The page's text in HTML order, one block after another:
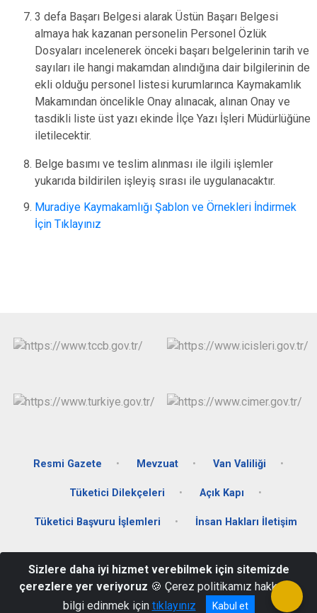
3 defa Başarı Belgesi alarak Üstün Başarı Belgesi
almaya hak kazanan personelin Personel Özlük
Dosyaları incelenerek önceki başarı belgelerinin tarih ve
sayıları ile hangi makamdan alındığına dair bilgilerinin de
ekli olduğu personel listesi kurumlarınca Kaymakamlık
Makamından öncelikle Onay alınacak, alınan Onay ve
tasdikli liste üst yazı ekinde İlçe Yazı İşleri Müdürlüğüne
iletilecektir.
Belge basımı ve teslim alınması ile ilgili işlemler
yukarıda bildirilen işleyiş sırası ile uygulanacaktır.
Muradiye Kaymakamlığı Şablon ve Örnekleri İndirmek
İçin Tıklayınız
Resmi Gazete Mevzuat Van Valiliği
Tüketici Dilekçeleri Açık Kapı
Tüketici Başvuru İşlemleri İnsan Hakları İletişim
Santral : (0432) 451 24 00 - Fax: 451 20 39 eposta:
muradiyegovtr@gmail.com
Sizlere daha iyi hizmet verebilmek için sitemizde
çerezlere yer veriyoruz 🍪 Çerez politikamız hakkında
bilgi edinmek için tıklayınız Kabul et